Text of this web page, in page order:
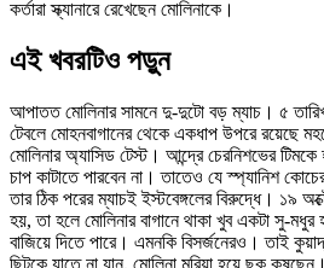
কর্তারা স্ক্যানারে রেখেছেন মোলিনাকে।
এই খবরটিও পড়ুন
আপাতত মোলিনার সামনে দু-দুটো বড় ম্যাচ। ৫
টেবলে মোহনবাগানের থেকে একধাপ উপরে রয়েছে
মোলিনার অ্যাসিড টেস্ট। আন্দ্রে চেরনিশভের টিমকে
চাপ কাটাতে পারবেন না। তাতেও যে স্প্যানিশ
তার ঠিক পরের ম্যাচই ইস্টবেঙ্গলের বিরুদ্ধে। ১৯
হয়, তা হলে মোলিনার বাগানে থাকা খুব একটা সু-মধুর
বাজিয়ে দিতে পারে। এমনকি বিসর্জনেরও। তাই
ছিটকে যাতে না যান, মোলিনা মরিয়া হয়ে ছক কষছেন।